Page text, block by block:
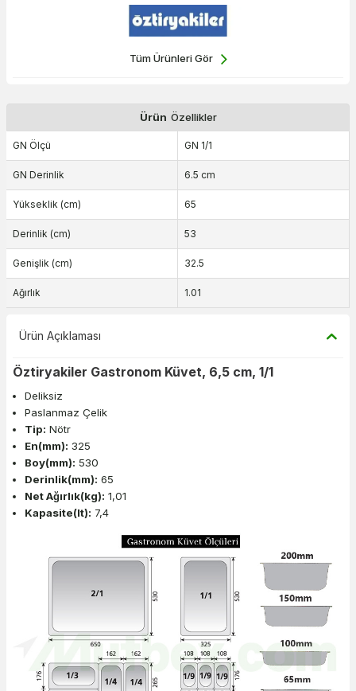
Tüm Ürünleri Gör
Ürün Özellikler
GN Ölçü GN 1/1
GN Derinlik 6.5 cm
Yükseklik (cm) 65
Derinlik (cm) 53
Genişlik (cm) 32.5
Ağırlık 1.01
Ürün Açıklaması
Öztiryakiler Gastronom Küvet, 6,5 cm, 1/1
Deliksiz
Paslanmaz Çelik
Tip: Nötr
En(mm): 325
Boy(mm): 530
Derinlik(mm): 65
Net Ağırlık(kg): 1,01
Kapasite(lt): 7,4